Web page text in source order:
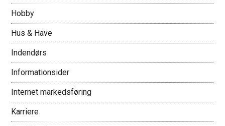
Hobby
Hus & Have
Indendørs
Informationsider
Internet markedsføring
Karriere